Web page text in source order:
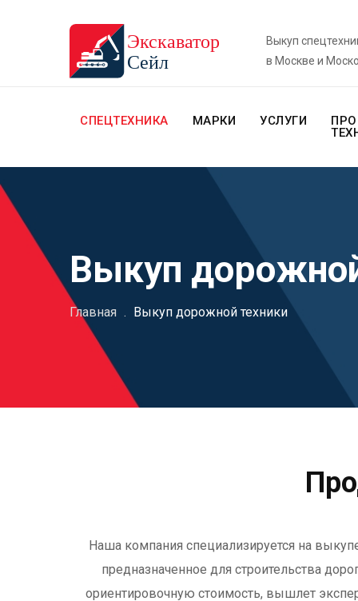
Выкуп
в Москве и
СПЕЦТЕХНИКА МАРКИ УСЛУГИ
Выкуп
Главная . Выкуп дорожной техники
Наша компания специализируется на
предназначенное для строительства
ориентировочную стоимость, вышлет